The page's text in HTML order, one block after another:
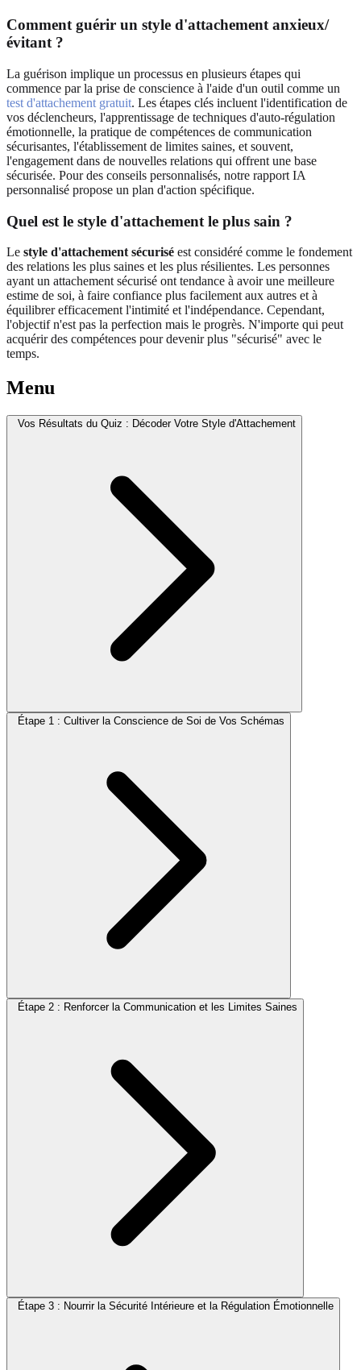
Comment guérir un style d'attachement anxieux/
évitant ?
La guérison implique un processus en plusieurs étapes qui
commence par la prise de conscience à l'aide d'un outil comme un
test d'attachement gratuit. Les étapes clés incluent l'identification de
vos déclencheurs, l'apprentissage de techniques d'auto-régulation
émotionnelle, la pratique de compétences de communication
sécurisantes, l'établissement de limites saines, et souvent,
l'engagement dans de nouvelles relations qui offrent une base
sécurisée. Pour des conseils personnalisés, notre rapport IA
personnalisé propose un plan d'action spécifique.
Quel est le style d'attachement le plus sain ?
Le style d'attachement sécurisé est considéré comme le fondement
des relations les plus saines et les plus résilientes. Les personnes
ayant un attachement sécurisé ont tendance à avoir une meilleure
estime de soi, à faire confiance plus facilement aux autres et à
équilibrer efficacement l'intimité et l'indépendance. Cependant,
l'objectif n'est pas la perfection mais le progrès. N'importe qui peut
acquérir des compétences pour devenir plus "sécurisé" avec le
temps.
Menu
Vos Résultats du Quiz : Décoder Votre Style d'Attachement
Étape 1 : Cultiver la Conscience de Soi de Vos Schémas
Étape 2 : Renforcer la Communication et les Limites Saines
Étape 3 : Nourrir la Sécurité Intérieure et la Régulation Émotionnelle